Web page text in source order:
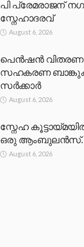
പി പ്രേമരാജന്
സ്നേഹാദരവ്
August 6, 2026
പെൻഷൻ
സഹകരണ
സർക്കാർ
August 6, 2026
സ്നേഹ
ഒരു ആംബുലൻസ്.
August 6, 2026